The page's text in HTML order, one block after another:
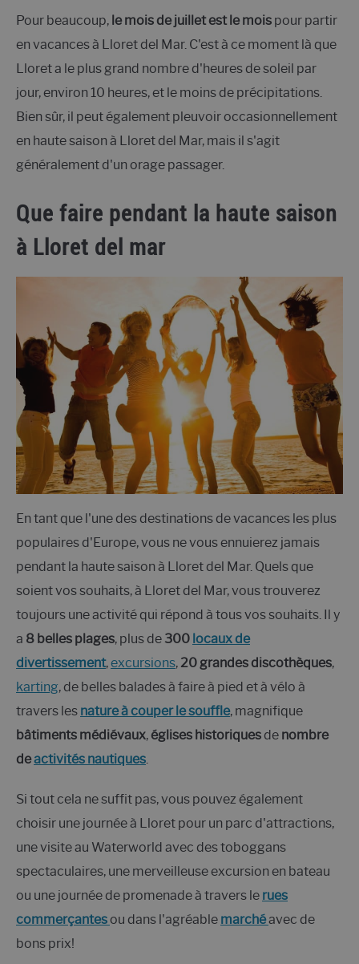
Pour beaucoup, le mois de juillet est le mois pour partir
en vacances à Lloret del Mar. C'est à ce moment là que
Lloret a le plus grand nombre d'heures de soleil par
jour, environ 10 heures, et le moins de précipitations.
Bien sûr, il peut également pleuvoir occasionnellement
en haute saison à Lloret del Mar, mais il s'agit
généralement d'un orage passager.
Que faire pendant la haute saison
à Lloret del mar
En tant que l'une des destinations de vacances les plus
populaires d'Europe, vous ne vous ennuierez jamais
pendant la haute saison à Lloret del Mar. Quels que
soient vos souhaits, à Lloret del Mar, vous trouverez
toujours une activité qui répond à tous vos souhaits. Il y
a 8 belles plages, plus de 300 locaux de
divertissement,excursions, 20 grandes discothèques,
karting, de belles balades à faire à pied et à vélo à
travers les nature à couper le souffle, magnifique
bâtiments médiévaux,églises historiques de nombre
deactivités nautiques.
Si tout cela ne suffit pas, vous pouvez également
choisir une journée à Lloret pour un parc d'attractions,
une visite au Waterworld avec des toboggans
spectaculaires, une merveilleuse excursion en bateau
ou une journée de promenade à travers le rues
commerçantesou dans l'agréable marchéavec de
bons prix!